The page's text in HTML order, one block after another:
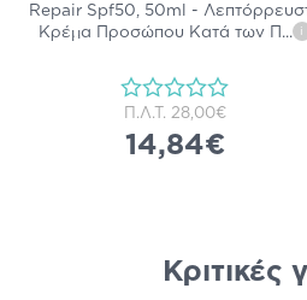
Repair Spf50, 50ml -
Κρέμα Προσώπου Κατά των Π ... i
Π.Λ.Τ. 28,00€
14,84€
Κριτικές